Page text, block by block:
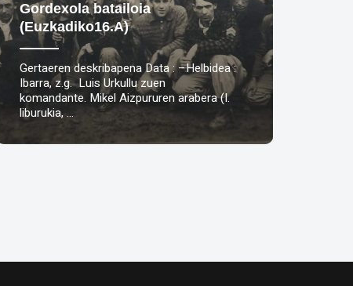
Gordexola batailoia
(Euzkadiko16.A)
Gertaeren deskribapena Data : –Helbidea :
Ibarra, z.g. Luis Urkullu zuen
komandante. Mikel Aizpururen arabera (I.
liburukia, …